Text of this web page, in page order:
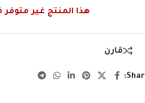
هذا المنتج غير متوفر
قارن